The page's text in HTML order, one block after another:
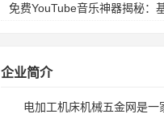
免费YouTube音乐神器揭秘：
企业简介
电加工机床机械五金网是